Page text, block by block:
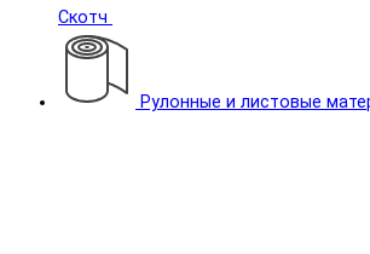
Скотч
Рулонные и листовые